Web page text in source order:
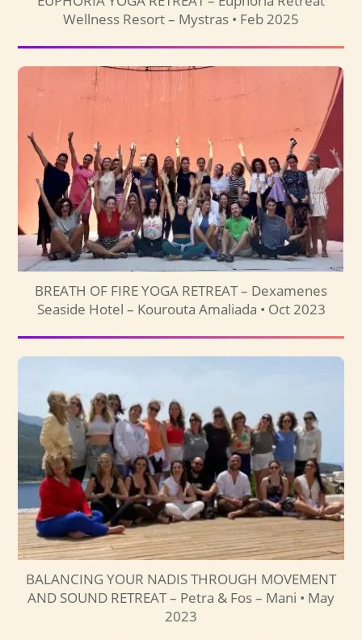
Wellness Resort – Mystras • Feb 2025
BREATH OF FIRE YOGA RETREAT – Dexamenes
Seaside Hotel – Kourouta Amaliada • Oct 2023
BALANCING YOUR NADIS THROUGH MOVEMENT
AND SOUND RETREAT – Petra & Fos – Mani • May
2023